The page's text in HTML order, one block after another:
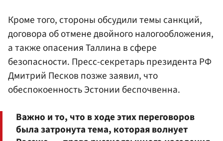
Кроме того, стороны обсудили темы санкций,
договора об отмене двойного налогообложения,
а также опасения Таллина в сфере
безопасности. Пресс-секретарь президента РФ
Дмитрий Песков позже заявил, что
обеспокоенность Эстонии беспочвенна.
Важно и то, что в ходе этих переговоров
была затронута тема, которая волнует